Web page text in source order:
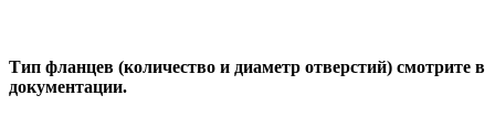
Тип фланцев (количество и диаметр отверстий) смотрите в
документации.